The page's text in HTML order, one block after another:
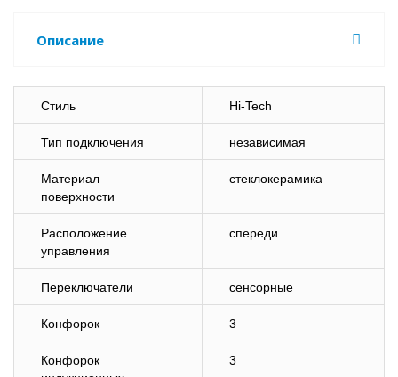
Описание
Стиль Hi-Tech
Тип подключения независимая
Материал
поверхности
стеклокерамика
Расположение
управления
спереди
Переключатели сенсорные
Конфорок 3
Конфорок
3